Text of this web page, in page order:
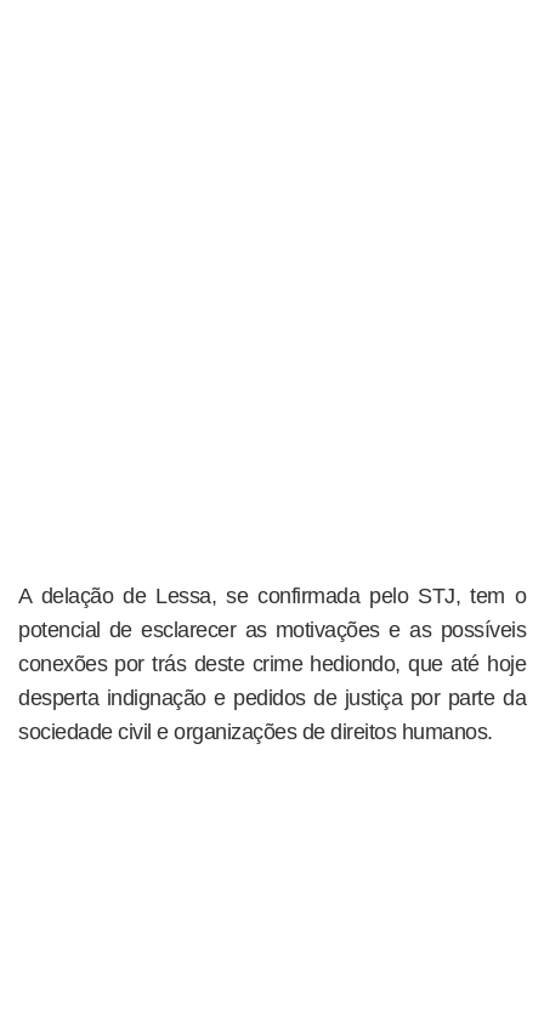
A delação de Lessa, se confirmada pelo STJ, tem o
potencial de esclarecer as motivações e as possíveis
conexões por trás deste crime hediondo, que até hoje
desperta indignação e pedidos de justiça por parte da
sociedade civil e organizações de direitos humanos.